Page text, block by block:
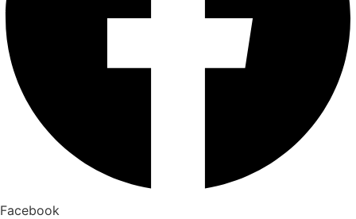
Facebook